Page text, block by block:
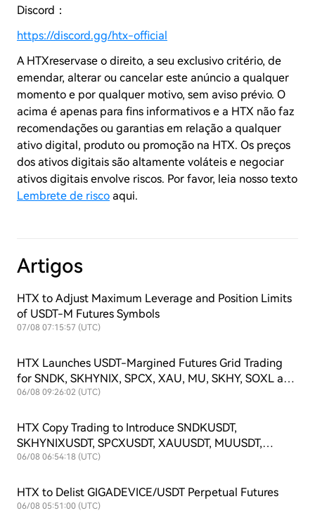
Discord：
https://discord.gg/htx-official
A HTXreservase o direito, a seu exclusivo critério, de
emendar, alterar ou cancelar este anúncio a qualquer
momento e por qualquer motivo, sem aviso prévio. O
acima é apenas para fins informativos e a HTX não faz
recomendações ou garantias em relação a qualquer
ativo digital, produto ou promoção na HTX. Os preços
dos ativos digitais são altamente voláteis e negociar
ativos digitais envolve riscos. Por favor, leia nosso texto
Lembrete de risco aqui.
Artigos
HTX to Adjust Maximum Leverage and Position Limits
of USDT-M Futures Symbols
07/08 07:15:57 (UTC)
HTX Launches USDT-Margined Futures Grid Trading
for SNDK, SKHYNIX, SPCX, XAU, MU, SKHY, SOXL and
TSLAX
06/08 09:26:02 (UTC)
HTX Copy Trading to Introduce SNDKUSDT,
SKHYNIXUSDT, SPCXUSDT, XAUUSDT, MUUSDT,
SKHYUSDT, SOXLUSDT and TSLAXUSDT Futures
06/08 06:54:18 (UTC)
HTX to Delist GIGADEVICE/USDT Perpetual Futures
06/08 05:51:00 (UTC)